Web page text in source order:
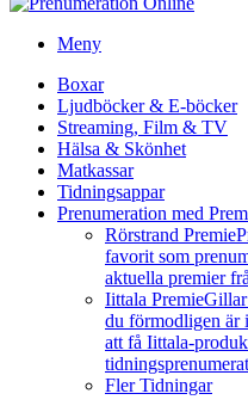
Meny
Boxar
Ljudböcker & E-böcker
Streaming, Film & TV
Hälsa & Skönhet
Matkassar
Tidningsappar
Prenumeration med
Rörstrand Premie
favorit som
aktuella premier
Iittala PremieGillar
du förmodligen är
att få Iittala-
Fler Tidningar